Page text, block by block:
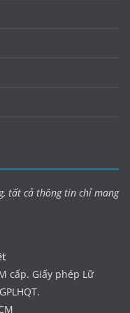
tất cả thông tin chỉ mang
cấp. Giấy phép Lữ